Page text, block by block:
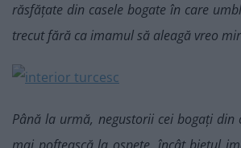
răsfățate din casele bogate în care
trecut fără ca imamul să aleagă vreo
Până la urmă, negustorii cei bogați din